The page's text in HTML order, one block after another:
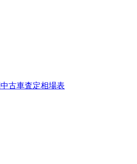
中古車査定相場表